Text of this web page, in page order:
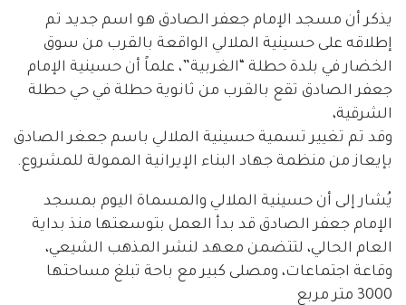
يذكر أن مسجد الإمام جعفر الصادق هو اسم جديد تم
إطلاقه على حسينية الملالي الواقعة بالقرب من سوق
الخضار في بلدة حطلة “الغربية”، علماً أن حسينية الإمام
جعفر الصادق تقع بالقرب من ثانوية حطلة في حي حطلة
الشرقية،
وقد تم تغيير تسمية حسينية الملالي باسم جعغر الصادق
بإيعاز من منظمة جهاد البناء الإيرانية الممولة للمشروع.
يُشار إلى أن حسينية الملالي والمسماة اليوم بمسجد
الإمام جعفر الصادق قد بدأ العمل بتوسعتها منذ بداية
العام الحالي، لتتضمن معهد لنشر المذهب الشيعي،
وقاعة اجتماعات، ومصلى كبير مع باحة تبلغ مساحتها
3000 متر مربع